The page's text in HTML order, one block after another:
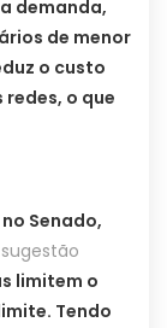
demanda,
de menor
o custo
o que
Senado,
sugestão
limitem o
Tendo